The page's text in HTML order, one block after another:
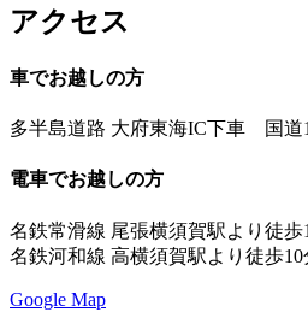
アクセス
車でお越しの方
多半島道路 大府東海IC下車 国道
電車でお越しの方
名鉄常滑線 尾張横須賀駅より徒歩
名鉄河和線 高横須賀駅より徒歩10
Google Map